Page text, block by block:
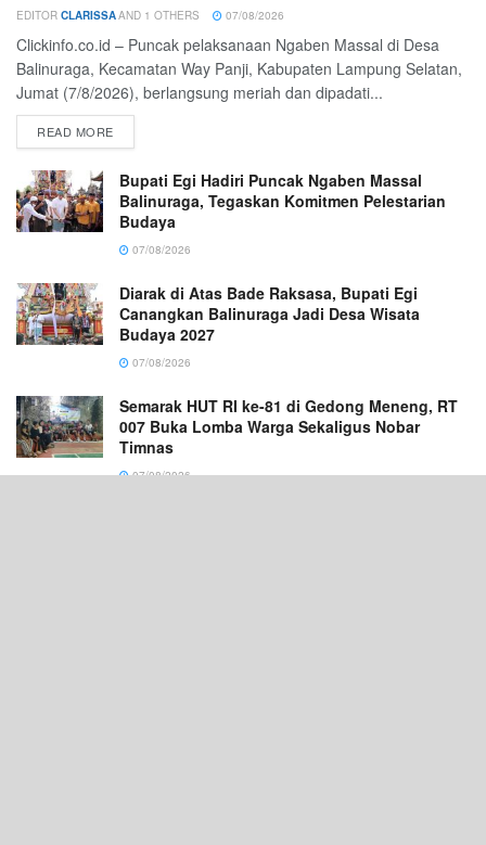
EDITOR CLARISSAAND 1 OTHERS 07/08/2026
Clickinfo.co.id – Puncak pelaksanaan Ngaben Massal di Desa
Balinuraga, Kecamatan Way Panji, Kabupaten Lampung Selatan,
Jumat (7/8/2026), berlangsung meriah dan dipadati...
READ MORE
Bupati Egi Hadiri Puncak Ngaben Massal
Balinuraga, Tegaskan Komitmen Pelestarian
Budaya
07/08/2026
Diarak di Atas Bade Raksasa, Bupati Egi
Canangkan Balinuraga Jadi Desa Wisata
Budaya 2027
07/08/2026
Semarak HUT RI ke-81 di Gedong Meneng, RT
007 Buka Lomba Warga Sekaligus Nobar
Timnas
07/08/2026